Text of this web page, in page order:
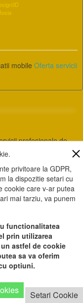
mobile Oferta servicii
profesionale de
!
fost furnizate de catre
va rog sa ne contactati.
privitoare la GDPR,
la dispozitie setari cu
cookie care v-ar putea
mai tarziu, va punem
intr-adevar necesare
pot fi dezactivate.
rugam sa nu vizitati
informatiilor de
functionalitatea
prin utilizarea
astfel de cookie
sa va oferim
optiuni.
a afla informatii
Setari Cookie
Setari Cookie